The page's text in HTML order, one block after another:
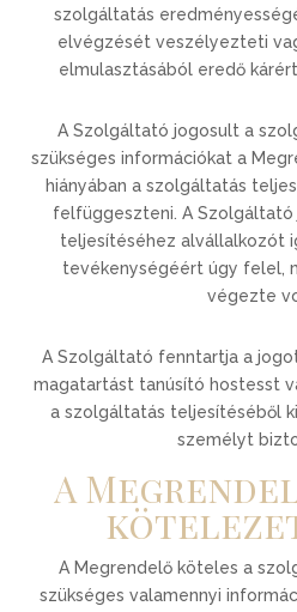
szolgáltatás
elvégzését veszélyezteti
elmulasztásából eredő
A Szolgáltató jogosult a
szükséges információkat a
hiányában a szolgáltatás
felfüggeszteni. A
teljesítéséhez alvállalkozót
tevékenységéért úgy felel,
végezte
A Szolgáltató fenntartja a
magatartást tanúsító hostesst
a szolgáltatás teljesítéséből
személyt
A
A Megrendelő köteles a
szükséges valamennyi